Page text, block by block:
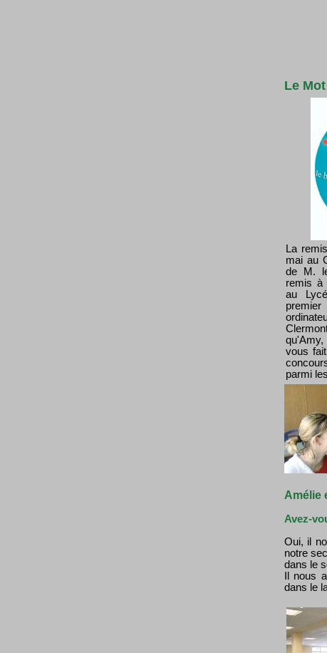
Le
La
mai au
de M.
remis à
au
qu'Amy,
vous
parmi
Amélie
Avez-
Oui, il
notre
dans le
Il nous
dans le